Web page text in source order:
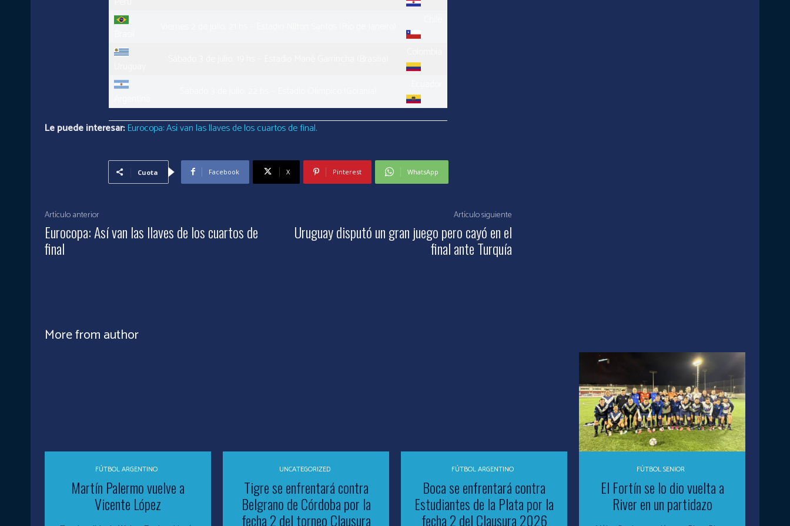
Le puede interesar:Eurocopa: Así van las llaves de los cuartos de final.
Cuota Facebook X Pinterest WhatsApp
Artículo anterior
Eurocopa: Así van las llaves de los cuartos de
final
Artículo siguiente
Uruguay disputó un gran juego pero cayó en el
final ante Turquía
More from author
FÚTBOL ARGENTINO
Martín Palermo vuelve a
Vicente López
UNCATEGORIZED
Tigre se enfrentará contra
Belgrano de Córdoba por la
fecha 2 del torneo Clausura
FÚTBOL ARGENTINO
Boca se enfrentará contra
Estudiantes de la Plata por la
fecha 2 del Clausura 2026
FÚTBOL SENIOR
El Fortín se lo dio vuelta a
River en un partidazo